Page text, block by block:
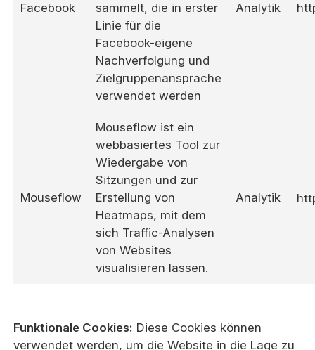
Facebook
sammelt, die in erster
Linie für die
Facebook-eigene
Nachverfolgung und
Zielgruppenansprache
verwendet werden
Analytik
Mouseflow
Mouseflow ist ein
webbasiertes Tool zur
Wiedergabe von
Sitzungen und zur
Erstellung von
Heatmaps, mit dem
sich Traffic-Analysen
von Websites
visualisieren lassen.
Analytik
Funktionale Cookies: Diese Cookies können
verwendet werden, um die Website in die Lage zu